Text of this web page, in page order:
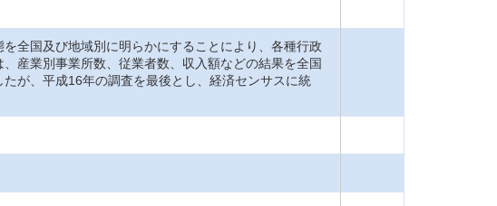
全国及び地域別に明らかにすることにより、各種行政
産業別事業所数、従業者数、収入額などの結果を全国
が、平成16年の調査を最後とし、経済センサスに統